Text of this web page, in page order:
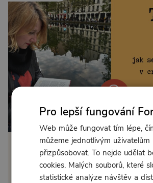
Od 239 Kč měsíčně nebo 99 Kč
Zřídit předplatné
Koupit příspěvek
Pro lepší fungování
Web může fungovat tím lépe,
můžeme jednotlivým uživatelům
přizpůsobovat. To nejde udělat
cookies. Malých souborů, které
statistické analýze návštěv a